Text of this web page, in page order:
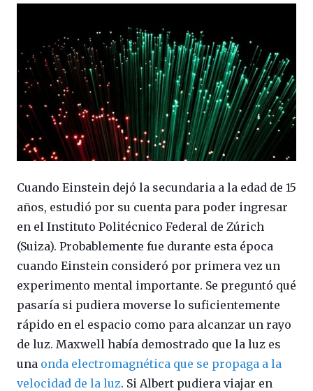
Cuando Einstein dejó la secundaria a la edad de 15
años, estudió por su cuenta para poder ingresar
en el Instituto Politécnico Federal de Zúrich
(Suiza). Probablemente fue durante esta época
cuando Einstein consideró por primera vez un
experimento mental importante. Se preguntó qué
pasaría si pudiera moverse lo suficientemente
rápido en el espacio como para alcanzar un rayo
de luz. Maxwell había demostrado que la luz es
una onda electromagnética que se propaga a la
velocidad de la luz. Si Albert pudiera viajar en